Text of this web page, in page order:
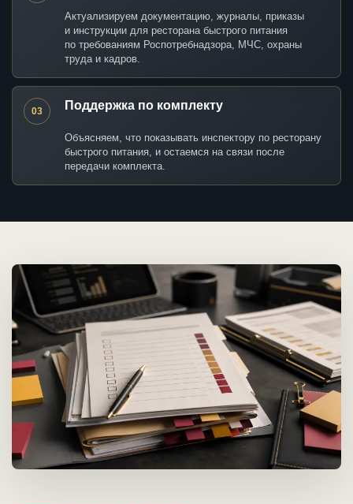
Актуализируем документацию, журналы, приказы
и инструкции для ресторана быстрого питания
по требованиям Роспотребнадзора, МЧС, охраны
труда и кадров.
03 Поддержка по комплекту
Объясняем, что показывать инспектору по ресторану
быстрого питания, и остаемся на связи после
передачи комплекта.